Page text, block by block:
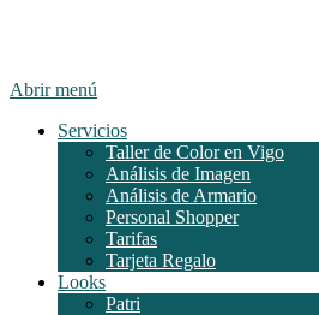
Abrir menú
Servicios
Taller de Color en Vigo
Análisis de Imagen
Análisis de Armario
Personal Shopper
Tarifas
Tarjeta Regalo
Looks
Patri